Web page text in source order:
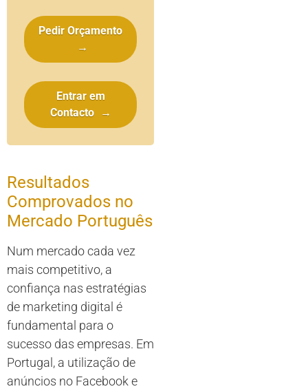
Pedir Orçamento
→
Entrar em
Contacto
→
Resultados
Comprovados no
Mercado Português
Num mercado cada vez
mais competitivo, a
confiança nas estratégias
de marketing digital é
fundamental para o
sucesso das empresas. Em
Portugal, a utilização de
anúncios no Facebook e